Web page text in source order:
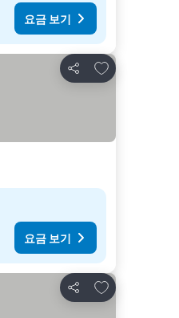
요금 보기
공유
즐겨찾기에 추가
요금 보기
공유
즐겨찾기에 추가